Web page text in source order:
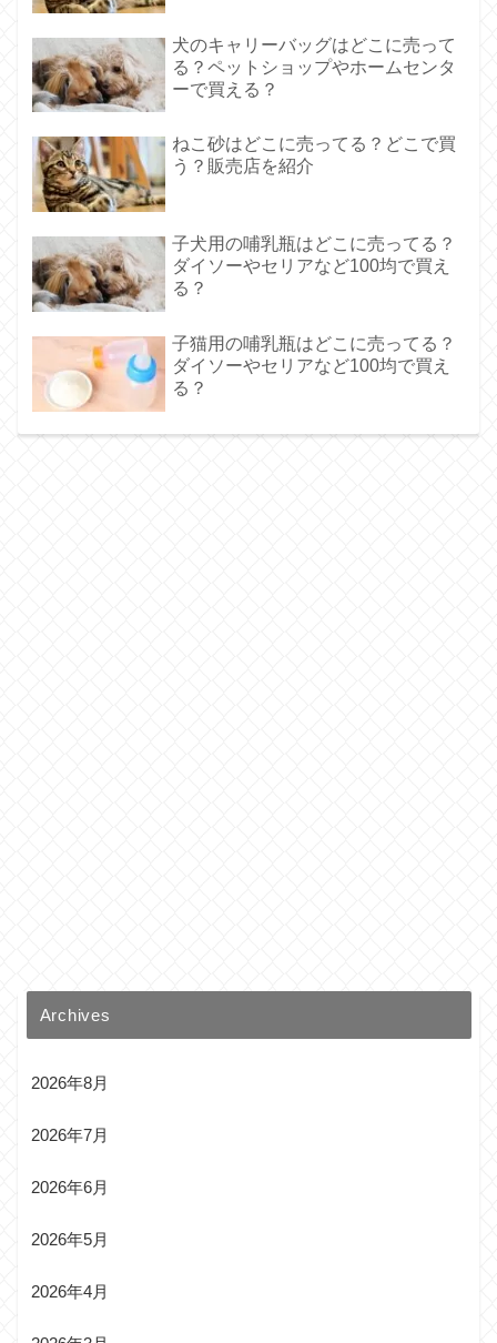
犬のキャリーバッグはどこに売って
る？ペットショップやホームセンタ
ーで買える？
ねこ砂はどこに売ってる？どこで買
う？販売店を紹介
子犬用の哺乳瓶はどこに売ってる？
ダイソーやセリアなど100均で買え
る？
子猫用の哺乳瓶はどこに売ってる？
ダイソーやセリアなど100均で買え
る？
Archives
2026年8月
2026年7月
2026年6月
2026年5月
2026年4月